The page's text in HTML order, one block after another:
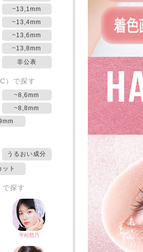
~13,1mm
~13,4mm
~13,6mm
~13,8mm
非公表
）で探す
~8,6mm
~8,8mm
うるおい成分
ット
で探す